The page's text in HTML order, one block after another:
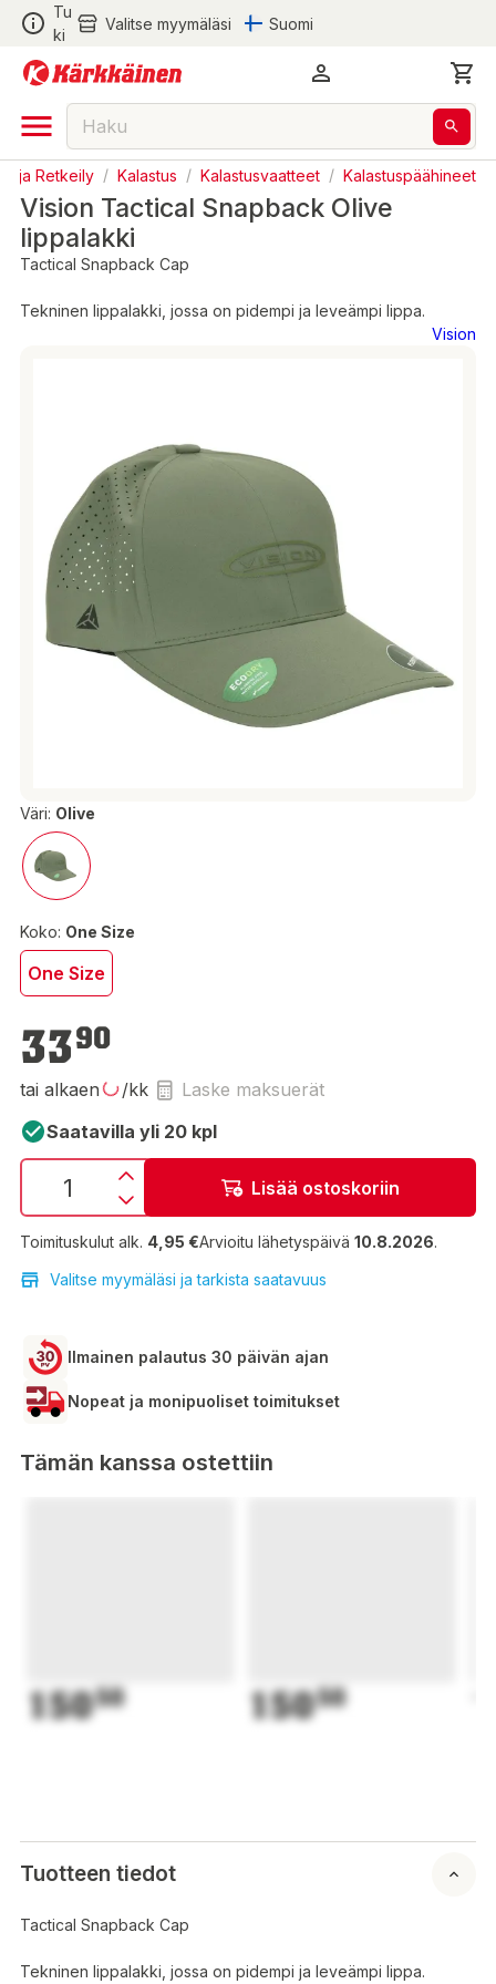
Tu
ki
Valitse myymäläsi Suomi
ja Retkeily / Kalastus / Kalastusvaatteet / Kalastuspäähineet
Vision Tactical Snapback Olive
lippalakki
Tactical Snapback Cap
Tekninen lippalakki, jossa on pidempi ja leveämpi lippa.
Vision
Väri: Olive
Koko: One Size
One Size
3390
tai alkaen /kk
Laske maksuerät
Saatavilla yli 20 kpl
Lisää ostoskoriin
Toimituskulut alk. 4,95 €Arvioitu lähetyspäivä 10.8.2026.
Valitse myymäläsi ja tarkista saatavuus
Ilmainen palautus 30 päivän ajan
Nopeat ja monipuoliset toimitukset
Tämän kanssa ostettiin
15050 15050
Tuotteen tiedot
Tactical Snapback Cap
Tekninen lippalakki, jossa on pidempi ja leveämpi lippa.